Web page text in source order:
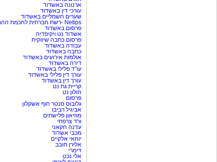
ארנונה באשדוד
עורכי דין באשדוד
שערים חשמליים באשדוד
Netips -רשת חברתית לחכמת ההמונים
פרסום באשדוד
אשדוד נט ויקיפדיה
פרסום כתבה שיווקית
עבודה באשדוד
כתבה באשדוד
אולמות אירועים באשדוד
דירה באשדוד
עו"ד פלילי באשדוד
עורך דין פלילי באשדוד
עורך דין באשדוד
קריית גת נט
חולון נט
פרסום
גלובוס סנטר חוף אשקלון
אביגיל רביבו
מוזיאון פלישתים
ורד צרפתי
עדנה חקאני
מכבי אשדוד
יוחאי אלקיים
אלירן חובב
דימרי
אלי נכט